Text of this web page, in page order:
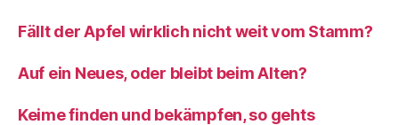
Fällt der Apfel wirklich nicht weit vom Stamm?
Auf ein Neues, oder bleibt beim Alten?
Keime finden und bekämpfen, so gehts